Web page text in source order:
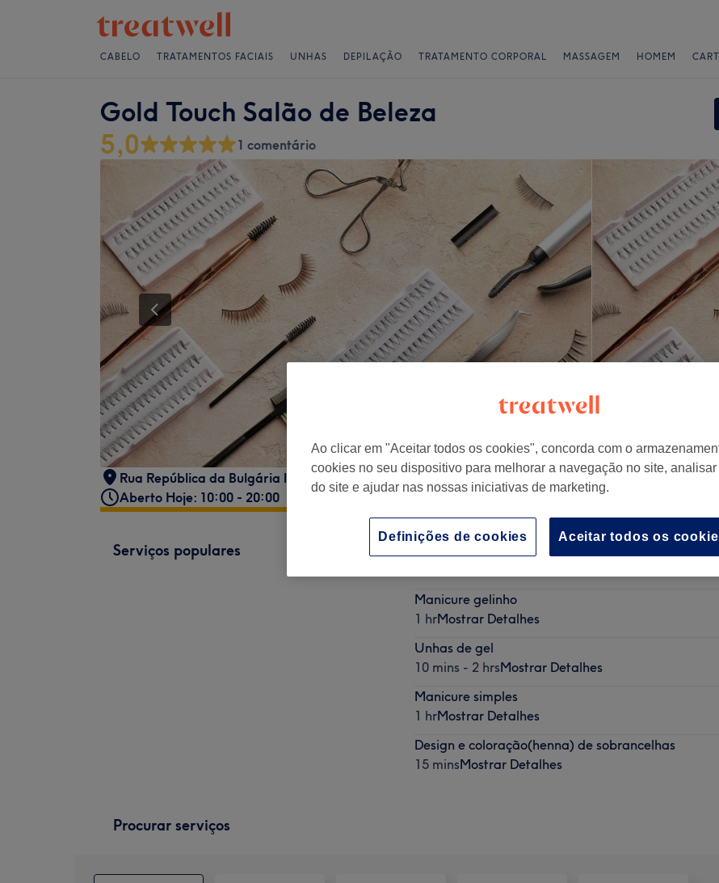
CABELO TRATAMENTOS FACIAIS UNHAS DEPILAÇÃO TRATAMENTO CORPORAL MASSAGEM HOMEM
Gold Touch Salão de Beleza
5,0 1 comentário
Rua República da Bulgária lt12
Lisboa
Aberto Hoje: 10:00 - 20:00
Serviços populares
Manicure gelinho
1 hrMostrar Detalhes
Unhas de gel
10 mins - 2 hrsMostrar Detalhes
Manicure simples
1 hrMostrar Detalhes
Design e coloração(henna) de sobrancelhas
15 minsMostrar Detalhes
Procurar serviços
Ao clicar em "Aceitar todos os cookies", concorda com o
cookies no seu dispositivo para melhorar a navegação no site,
do site e ajudar nas nossas iniciativas de marketing.
Aceitar todos os
Definições de cookies